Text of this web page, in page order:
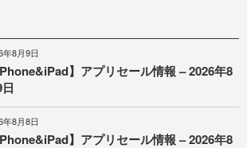
年8月9日
】アプリセール情報 – 2026年8
年8月8日
】アプリセール情報 – 2026年8